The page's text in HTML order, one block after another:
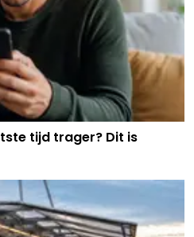
tijd trager? Dit is